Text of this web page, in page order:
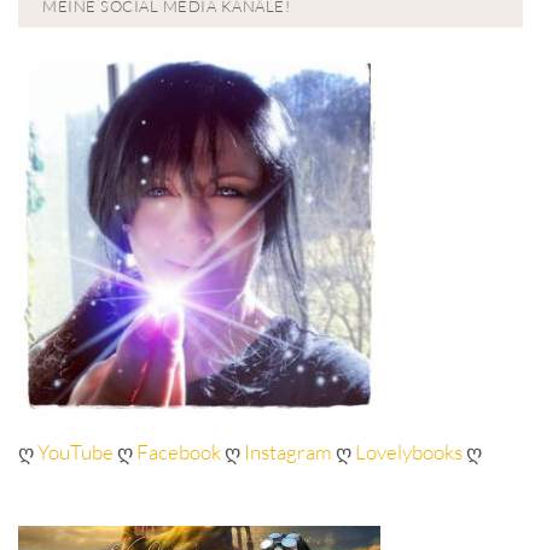
MEINE SOCIAL MEDIA KANÄLE!
ღYouTubeღFacebookღ InstagramღLovelybooksღ